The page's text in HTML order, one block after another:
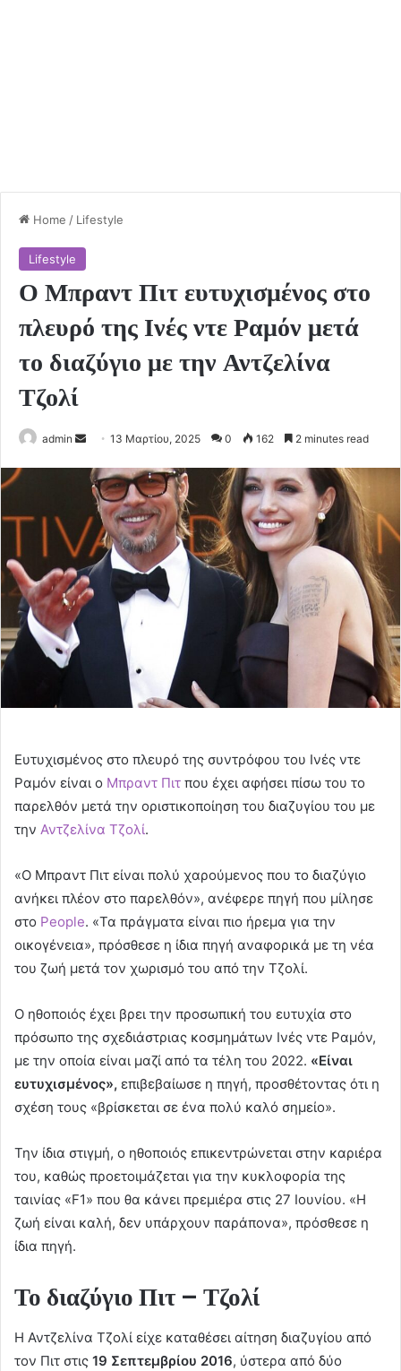
Home / Lifestyle
Lifestyle
Ο Μπραντ Πιτ ευτυχισμένος στο
πλευρό της Ινές ντε Ραμόν μετά
το διαζύγιο με την Αντζελίνα
Τζολί
admin
Send
email
13 Μαρτίου, 2025 0 162 2 minutes read
Ευτυχισμένος στο πλευρό της συντρόφου του Ινές ντε
Ραμόν είναι ο Μπραντ Πιτ που έχει αφήσει πίσω του το
παρελθόν μετά την οριστικοποίηση του διαζυγίου του με
την Αντζελίνα Τζολί.
«Ο Μπραντ Πιτ είναι πολύ χαρούμενος που το διαζύγιο
ανήκει πλέον στο παρελθόν», ανέφερε πηγή που μίλησε
στο People. «Τα πράγματα είναι πιο ήρεμα για την
οικογένεια», πρόσθεσε η ίδια πηγή αναφορικά με τη νέα
του ζωή μετά τον χωρισμό του από την Τζολί.
Ο ηθοποιός έχει βρει την προσωπική του ευτυχία στo
πρόσωπο της σχεδιάστριας κοσμημάτων Ινές ντε Ραμόν,
με την οποία είναι μαζί από τα τέλη του 2022. «Είναι
ευτυχισμένος», επιβεβαίωσε η πηγή, προσθέτοντας ότι η
σχέση τους «βρίσκεται σε ένα πολύ καλό σημείο».
Την ίδια στιγμή, ο ηθοποιός επικεντρώνεται στην καριέρα
του, καθώς προετοιμάζεται για την κυκλοφορία της
ταινίας «F1» που θα κάνει πρεμιέρα στις 27 Ιουνίου. «Η
ζωή είναι καλή, δεν υπάρχουν παράπονα», πρόσθεσε η
ίδια πηγή.
Το διαζύγιο Πιτ – Τζολί
Η Αντζελίνα Τζολί είχε καταθέσει αίτηση διαζυγίου από
τον Πιτ στις 19 Σεπτεμβρίου 2016, ύστερα από δύο